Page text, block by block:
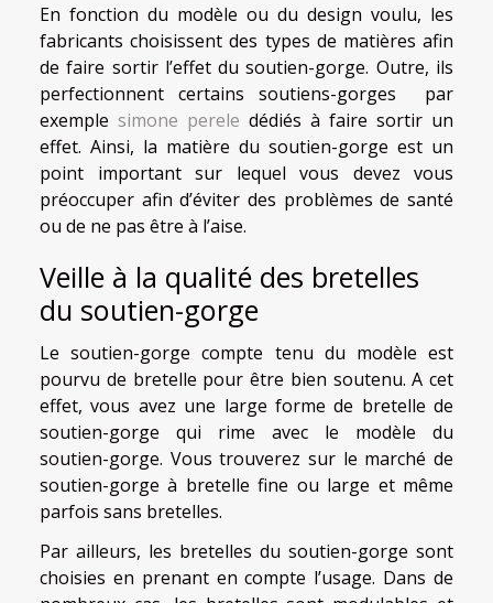
En fonction du modèle ou du design voulu, les
fabricants choisissent des types de matières afin
de faire sortir l’effet du soutien-gorge. Outre, ils
perfectionnent certains soutiens-gorges par
exemple simone perele dédiés à faire sortir un
effet. Ainsi, la matière du soutien-gorge est un
point important sur lequel vous devez vous
préoccuper afin d’éviter des problèmes de santé
ou de ne pas être à l’aise.
Veille à la qualité des bretelles
du soutien-gorge
Le soutien-gorge compte tenu du modèle est
pourvu de bretelle pour être bien soutenu. A cet
effet, vous avez une large forme de bretelle de
soutien-gorge qui rime avec le modèle du
soutien-gorge. Vous trouverez sur le marché de
soutien-gorge à bretelle fine ou large et même
parfois sans bretelles.
Par ailleurs, les bretelles du soutien-gorge sont
choisies en prenant en compte l’usage. Dans de